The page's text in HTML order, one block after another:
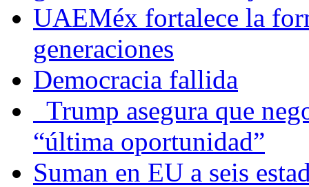
UAEMéx fortalece la
generaciones
Democracia fallida
Trump asegura que
“última oportunidad”
Suman en EU a seis